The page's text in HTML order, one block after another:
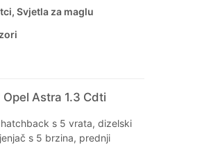
Svjetla za maglu
Astra 1.3 Cdti
s 5 vrata, dizelski
s 5 brzina, prednji